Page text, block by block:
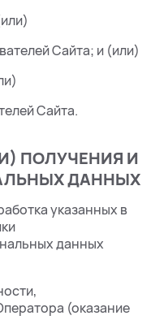
Сайта; и (или)
Сайта.
ПОЛУЧЕНИЯ И
ДАННЫХ
указанных в
данных
(оказание